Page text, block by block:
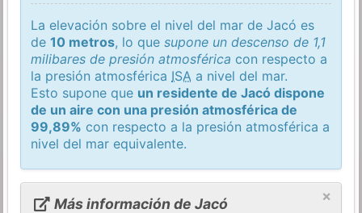
La elevación sobre el nivel del mar de Jacó es
de10 metros, lo quesupone un descenso de 1,1
milibares de presión atmosférica con respecto a
la presión atmosférica ISA a nivel del mar.
Esto supone que un residente de Jacó dispone
de un aire con una presión atmosférica de
99,89% con respecto a la presión atmosférica a
nivel del mar equivalente.
×
Más información de Jacó